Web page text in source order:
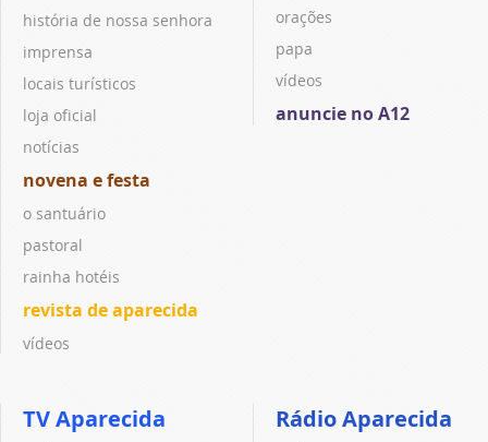
história de nossa senhora
imprensa
locais turísticos
loja oficial
notícias
novena e festa
o santuário
pastoral
rainha hotéis
revista de aparecida
vídeos
orações
papa
vídeos
anuncie no A12
TV Aparecida Rádio Aparecida